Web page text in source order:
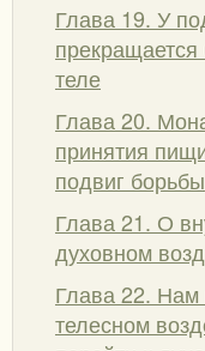
Глава 19. У
теле
Глава 20.
принятия
подвиг борьбы
Глава 21. О
духовном
Глава 22. Нам
телесном